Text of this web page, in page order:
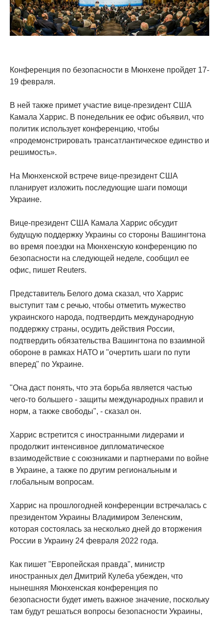
Конференция по безопасности в Мюнхене пройдет 17-
19 февраля.
В ней также примет участие вице-президент США
Камала Харрис. В понедельник ее офис объявил, что
политик использует конференцию, чтобы
«продемонстрировать трансатлантическое единство и
решимость».
На Мюнхенской встрече вице-президент США
планирует изложить последующие шаги помощи
Украине.
Вице-президент США Камала Харрис обсудит
будущую поддержку Украины со стороны Вашингтона
во время поездки на Мюнхенскую конференцию по
безопасности на следующей неделе, сообщил ее
офис, пишет Reuters.
Представитель Белого дома сказал, что Харрис
выступит там с речью, чтобы отметить мужество
украинского народа, подтвердить международную
поддержку страны, осудить действия России,
подтвердить обязательства Вашингтона по взаимной
обороне в рамках НАТО и "очертить шаги по пути
вперед" по Украине.
"Она даст понять, что эта борьба является частью
чего-то большего - защиты международных правил и
норм, а также свободы", - сказал он.
Харрис встретится с иностранными лидерами и
продолжит интенсивное дипломатическое
взаимодействие с союзниками и партнерами по войне
в Украине, а также по другим региональным и
глобальным вопросам.
Харрис на прошлогодней конференции встречалась с
президентом Украины Владимиром Зеленским,
которая состоялась за несколько дней до вторжения
России в Украину 24 февраля 2022 года.
Как пишет "Европейская правда", министр
иностранных дел Дмитрий Кулеба убежден, что
нынешняя Мюнхенская конференция по
безопасности будет иметь важное значение, поскольку
там будут решаться вопросы безопасности Украины,